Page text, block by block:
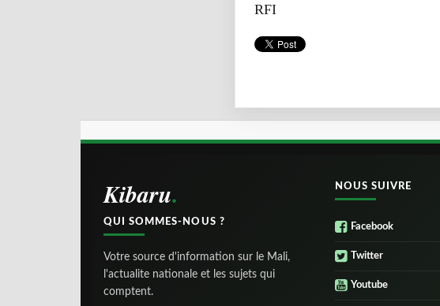
RFI
Kibaru
QUI SOMMES-NOUS ?
Votre source d'information sur le Mali,
l'actualite nationale et les sujets qui
comptent.
NOUS SUIVRE
Facebook
Twitter
Youtube